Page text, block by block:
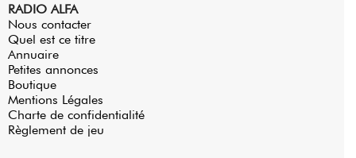
RADIO ALFA
Nous contacter
Quel est ce titre
Annuaire
Petites annonces
Boutique
Mentions Légales
Charte de confidentialité
Règlement de jeu